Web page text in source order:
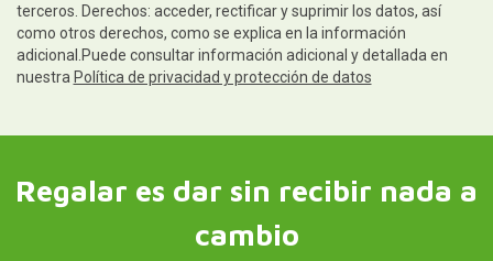
terceros. Derechos: acceder, rectificar y suprimir los datos, así
como otros derechos, como se explica en la información
adicional.Puede consultar información adicional y detallada en
nuestra Política de privacidad y protección de datos
Regalar es dar sin recibir nada a
cambio